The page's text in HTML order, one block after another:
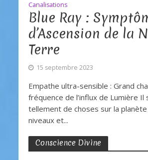
Canalisations
Blue Ray :
d’Ascension de la
Terre
15 septembre 2023
Empathe ultra-sensible : Grand
fréquence de l’influx de Lumière Il
tellement de choses sur la
niveaux et...
Conscience Divine